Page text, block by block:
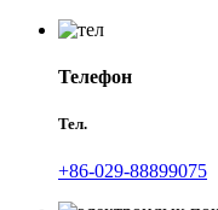
Телефон
Тел.
+86-029-88899075